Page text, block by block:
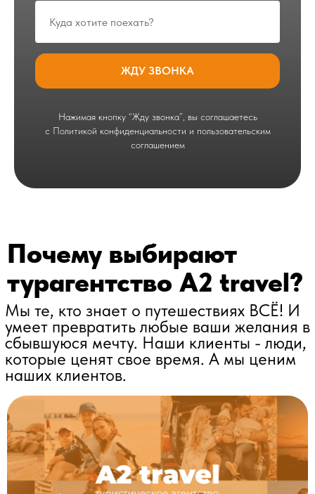
ЖДУ ЗВОНКА
Нажимая кнопку “Жду звонка”, вы соглашаетесь
с Политикой конфиденциальности и пользовательским
соглашением